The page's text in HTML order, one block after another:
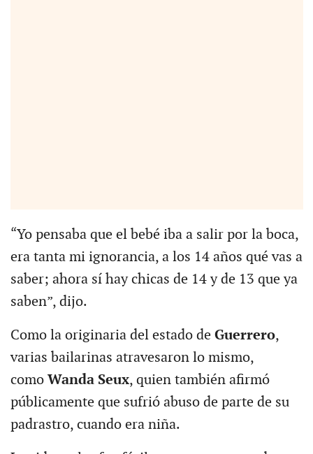
“Yo pensaba que el bebé iba a salir por la boca,
era tanta mi ignorancia, a los 14 años qué vas a
saber; ahora sí hay chicas de 14 y de 13 que ya
saben”, dijo.
Como la originaria del estado de Guerrero,
varias bailarinas atravesaron lo mismo,
como Wanda Seux, quien también afirmó
públicamente que sufrió abuso de parte de su
padrastro, cuando era niña.